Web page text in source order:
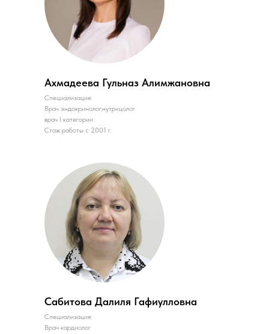
Ахмадеева Гульназ Алимжановна
Специализация:
Врач эндокринолог,нутрицолог
врач I категории
Стаж работы с 2001 г.
Сабитова Далиля Гафиулловна
Специализация:
Врач кардиолог